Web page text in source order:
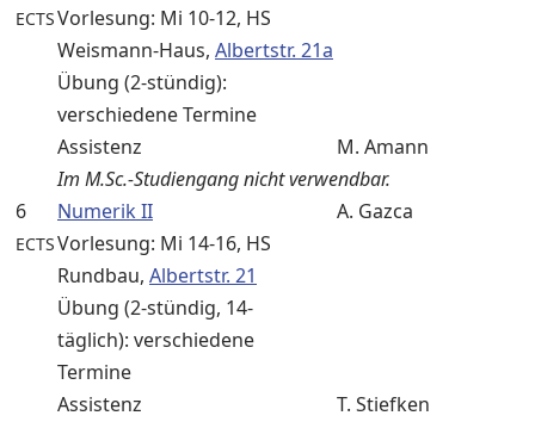
ECTSVorlesung: Mi 10-12, HS
Weismann-Haus, Albertstr. 21a
Übung (2-stündig):
verschiedene Termine
Assistenz
M. Amann
Im M.Sc.-Studiengang nicht verwendbar.
6
ECTS
Numerik II
A. Gazca
Vorlesung: Mi 14-16, HS
Rundbau, Albertstr. 21
Übung (2-stündig, 14-
täglich): verschiedene
Termine
Assistenz
T. Stiefken